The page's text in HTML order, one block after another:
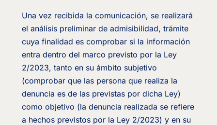
Una vez recibida la comunicación, se realizará
el análisis preliminar de admisibilidad, trámite
cuya finalidad es comprobar si la información
entra dentro del marco previsto por la Ley
2/2023, tanto en su ámbito subjetivo
(comprobar que las persona que realiza la
denuncia es de las previstas por dicha Ley)
como objetivo (la denuncia realizada se refiere
a hechos previstos por la Ley 2/2023) y en su